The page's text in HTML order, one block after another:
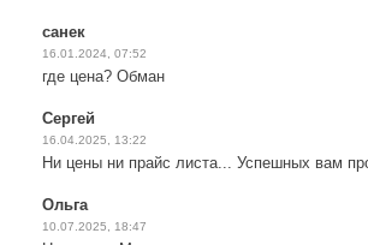
санек
16.01.2024, 07:52
где цена? Обман
Сергей
16.04.2025, 13:22
Ни цены ни прайс листа... Успешных вам
Ольга
10.07.2025, 18:47